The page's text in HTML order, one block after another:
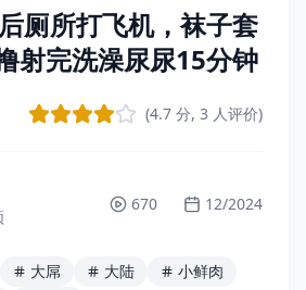
厕所打飞机，袜子套
射完洗澡尿尿15分钟
(4.7 分, 3 人评价)
670 12/2024
大屌 大陆
小鲜肉